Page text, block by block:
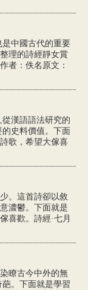
是中國古代的重要
理的詩經靜女賞
者：佚名原文：
從漢語語法研究的
史料價值。下面
歌，希望大傢喜
。這首詩卻以敘
濃鬱。下面就是
喜歡。詩經·七月
瞭古今中外的無
。下面就是學習